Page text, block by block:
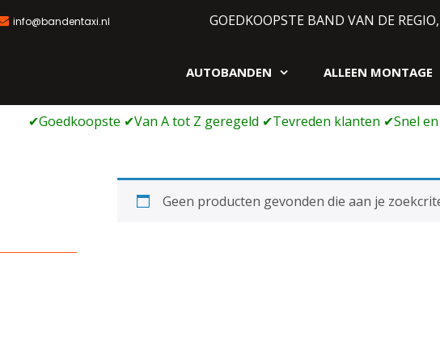
info@bandentaxi.nl GOEDKOOPSTE BAND VAN DE
AUTOBANDEN ALLEEN MONTAGE
Geen producten gevonden die aan je